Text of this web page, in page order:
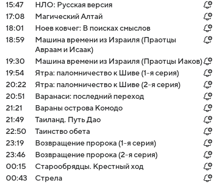
15:47
НЛО: Русская версия
17:08
Магический Алтай
18:01
Ноев ковчег: В поисках смыслов
18:59
Машина времени из Израиля (Праотцы
Авраам и Исаак)
19:30
Машина времени из Израиля (Праотцы Иаков)
19:54
Ятра: паломничество к Шиве (1-я серия)
20:22
Ятра: паломничество к Шиве (2-я серия)
20:51
Варанаси: последний переход
21:21
Вараны острова Комодо
21:49
Таиланд. Путь Дао
22:50
Таинство обета
23:19
Возвращение пророка (1-я серия)
23:46
Возвращение пророка (2-я серия)
00:15
Старообрядцы. Крестный ход
00:43
Стрела